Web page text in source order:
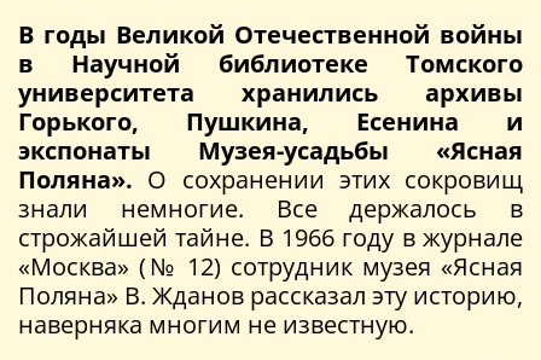
В годы Великой Отечественной войны
в Научной библиотеке Томского
университета хранились архивы
Горького, Пушкина, Есенина и
экспонаты Музея-усадьбы «Ясная
Поляна». О сохранении этих сокровищ
знали немногие. Все держалось в
строжайшей тайне. В 1966 году в журнале
«Москва» (№ 12) сотрудник музея «Ясная
Поляна» В. Жданов рассказал эту историю,
наверняка многим не известную.